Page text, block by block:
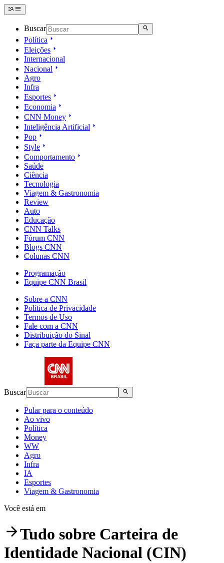
Buscar
Política
Eleições
Internacional
Nacional
Agro
Infra
Esportes
Economia
CNN Money
Inteligência Artificial
Pop
Style
Comportamento
Saúde
Ciência
Tecnologia
Viagem & Gastronomia
Review
Auto
Educação
CNN Talks
Fórum CNN
Blogs CNN
Colunas CNN
Programação
Equipe CNN Brasil
Sobre a CNN
Política de Privacidade
Termos de Uso
Fale com a CNN
Distribuição do Sinal
Faça parte da Equipe CNN
Buscar
Pular para o conteúdo
Ao vivo
Política
Money
WW
Agro
Infra
IA
Esportes
Viagem & Gastronomia
Você está em
Tudo sobre Carteira de
Identidade Nacional (CIN)